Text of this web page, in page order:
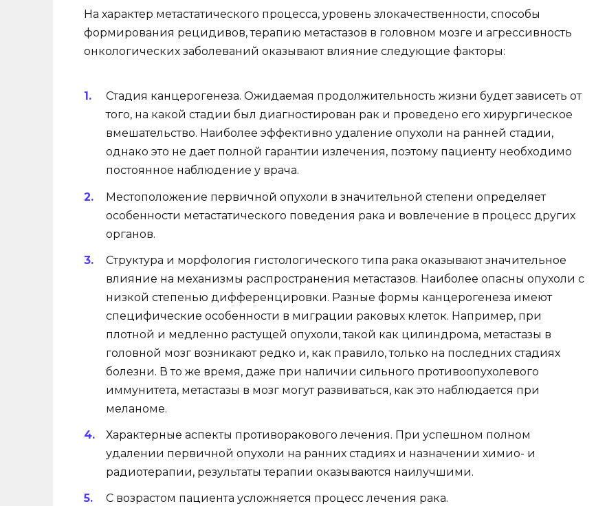
На характер метастатического процесса, уровень злокачественности, способы
формирования рецидивов, терапию метастазов в головном мозге и агрессивность
онкологических заболеваний оказывают влияние следующие факторы:
Стадия канцерогенеза. Ожидаемая продолжительность жизни будет зависеть от
того, на какой стадии был диагностирован рак и проведено его хирургическое
вмешательство. Наиболее эффективно удаление опухоли на ранней стадии,
однако это не дает полной гарантии излечения, поэтому пациенту необходимо
постоянное наблюдение у врача.
Местоположение первичной опухоли в значительной степени определяет
особенности метастатического поведения рака и вовлечение в процесс других
органов.
Структура и морфология гистологического типа рака оказывают значительное
влияние на механизмы распространения метастазов. Наиболее опасны опухоли с
низкой степенью дифференцировки. Разные формы канцерогенеза имеют
специфические особенности в миграции раковых клеток. Например, при
плотной и медленно растущей опухоли, такой как цилиндрома, метастазы в
головной мозг возникают редко и, как правило, только на последних стадиях
болезни. В то же время, даже при наличии сильного противоопухолевого
иммунитета, метастазы в мозг могут развиваться, как это наблюдается при
меланоме.
Характерные аспекты противоракового лечения. При успешном полном
удалении первичной опухоли на ранних стадиях и назначении химио- и
радиотерапии, результаты терапии оказываются наилучшими.
С возрастом пациента усложняется процесс лечения рака.